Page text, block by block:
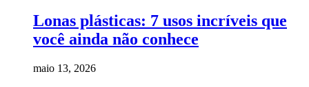
Lonas plásticas: 7 usos incríveis que
você ainda não conhece
maio 13, 2026